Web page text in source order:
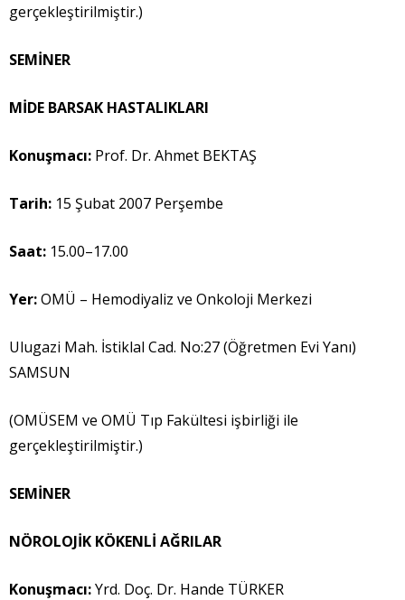
gerçekleştirilmiştir.)
SEMİNER
MİDE BARSAK HASTALIKLARI
Konuşmacı: Prof. Dr. Ahmet BEKTAŞ
Tarih: 15 Şubat 2007 Perşembe
Saat: 15.00–17.00
Yer:OMÜ – Hemodiyaliz ve Onkoloji Merkezi
Ulugazi Mah. İstiklal Cad. No:27 (Öğretmen Evi Yanı)
SAMSUN
(OMÜSEM ve OMÜ Tıp Fakültesi işbirliği ile
gerçekleştirilmiştir.)
SEMİNER
NÖROLOJİK KÖKENLİ AĞRILAR
Konuşmacı:Yrd. Doç. Dr. Hande TÜRKER